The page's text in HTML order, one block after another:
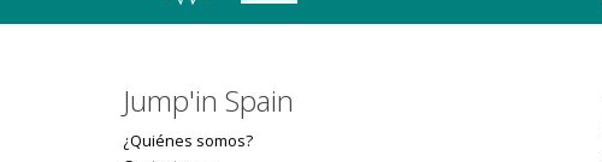
Jump'in Spain
¿Quiénes somos?